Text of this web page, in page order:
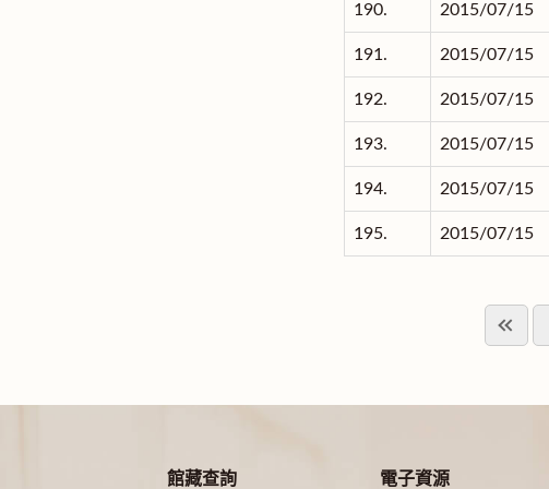
190. 2015/07/15
191. 2015/07/15
192. 2015/07/15
193. 2015/07/15
194. 2015/07/15
195. 2015/07/15
館藏查詢 電子資源